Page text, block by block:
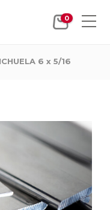
0
6 x 5/16